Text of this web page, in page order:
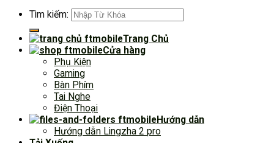
Tìm kiếm:
Trang Chủ
Cửa hàng
Phụ Kiện
Gaming
Bàn Phím
Tai Nghe
Điện Thoại
Hướng dẫn
Hướng dẫn Lingzha 2 pro